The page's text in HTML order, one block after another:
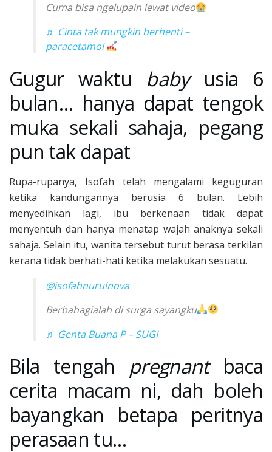
Cuma bisa ngelupain lewat video
♬ Cinta tak mungkin berhenti –
paracetamol
Gugur waktu babyusia 6
bulan… hanya dapat tengok
muka sekali sahaja, pegang
pun tak dapat
Rupa-rupanya, Isofah telah mengalami keguguran
ketika kandungannya berusia 6 bulan. Lebih
menyedihkan lagi, ibu berkenaan tidak dapat
menyentuh dan hanya menatap wajah anaknya sekali
sahaja. Selain itu, wanita tersebut turut berasa terkilan
kerana tidak berhati-hati ketika melakukan sesuatu.
@isofahnurulnova
Berbahagialah di surga sayangku
♬ Genta Buana P – SUGI
Bila tengah pregnantbaca
cerita macam ni, dah boleh
bayangkan betapa peritnya
perasaan tu…